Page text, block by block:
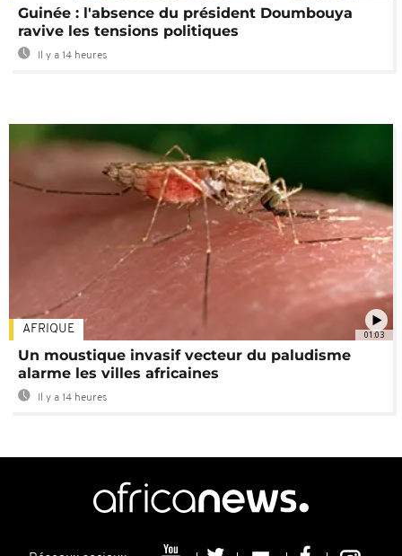
Guinée : l'absence du président Doumbouya
ravive les tensions politiques
Il y a 14 heures
01:03
AFRIQUE
Un moustique invasif vecteur du paludisme
alarme les villes africaines
Il y a 14 heures